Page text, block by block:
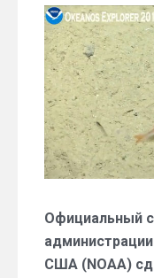
Официальный
США (NOAA)